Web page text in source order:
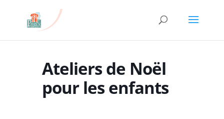
Ateliers de Noël
pour les enfants